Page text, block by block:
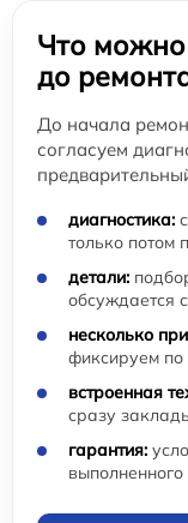
Что можно
до
До начала
согласуем
диагностика:
только потом
детали:
обсуждается
несколько
фиксируем по
встроенная
сразу
гарантия: